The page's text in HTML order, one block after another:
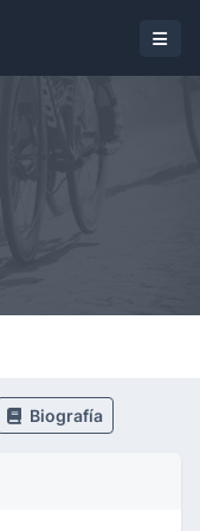
Biografía